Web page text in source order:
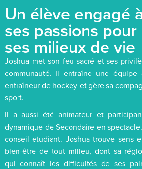
Un élève engagé
ses passions
ses milieux de vie
Joshua met son feu sacré et ses
communauté. Il entraîne une équipe
entraîneur de hockey et gère sa
sport.
Il a aussi été animateur et
dynamique de Secondaire en
conseil étudiant. Joshua trouve sens
bien-être de tout milieu, dont sa
qui connaît les difficultés de ses